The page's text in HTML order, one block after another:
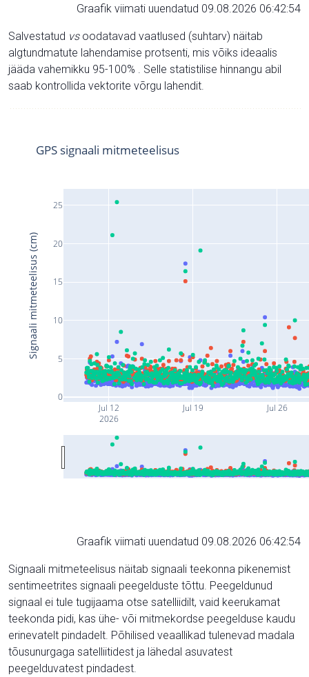
Graafik viimati uuendatud 09.08.2026 06:42:54
Salvestatud vsoodatavad vaatlused (suhtarv) näitab
algtundmatute lahendamise protsenti, mis võiks ideaalis
jääda vahemikku 95-100% . Selle statistilise hinnangu abil
saab kontrollida vektorite võrgu lahendit.
Jul 12
2026
Jul 19 Jul 26
0
5
10
15
20
25
GPS signaali mitmeteelisus
Signaali mitmeteelisus (cm)
Graafik viimati uuendatud 09.08.2026 06:42:54
Signaali mitmeteelisus näitab signaali teekonna pikenemist
sentimeetrites signaali peegelduste tõttu. Peegeldunud
signaal ei tule tugijaama otse satelliidilt, vaid keerukamat
teekonda pidi, kas ühe- või mitmekordse peegelduse kaudu
erinevatelt pindadelt. Põhilised veaallikad tulenevad madala
tõusunurgaga satelliitidest ja lähedal asuvatest
peegelduvatest pindadest.